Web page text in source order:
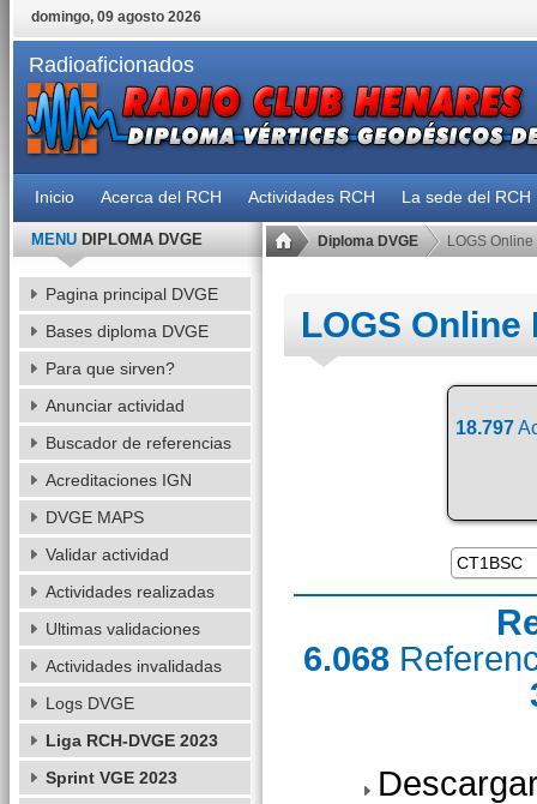
domingo, 09 agosto 2026
Radioaficionados
Inicio Acerca del RCH Actividades RCH La sede del RCH
Diploma DVGE LOGS Online
LOGS Online
18.797
6.068
MENUDIPLOMA DVGE
Pagina principal DVGE
Bases diploma DVGE
Para que sirven?
Anunciar actividad
Buscador de referencias
Acreditaciones IGN
DVGE MAPS
Validar actividad
Actividades realizadas
Ultimas validaciones
Actividades invalidadas
Logs DVGE
Liga RCH-DVGE 2023
Sprint VGE 2023